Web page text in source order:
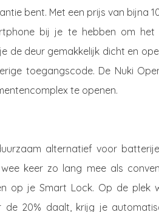
bent. Met een prijs van bijna
bij je te hebben om
de deur gemakkelijk dicht en
toegangscode. De Nuki
te openen.
alternatief voor
keer zo lang mee als
op je Smart Lock. Op de plek
de 20% daalt, krijg je